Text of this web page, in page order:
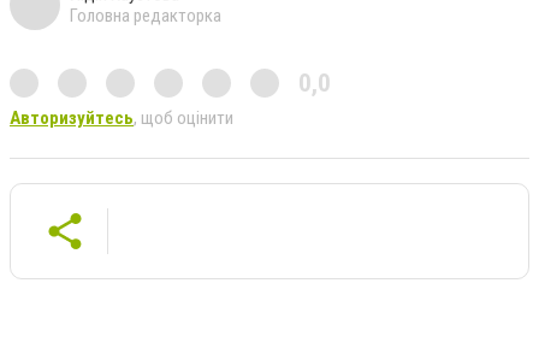
Головна редакторка
0,0
Авторизуйтесь, щоб оцінити